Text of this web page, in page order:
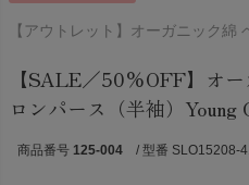
【アウトレット】オーガニック綿
【SALE／50%OFF】オ
ロンパース（半袖）Young
商品番号 125-004 / 型番 SLO15208-